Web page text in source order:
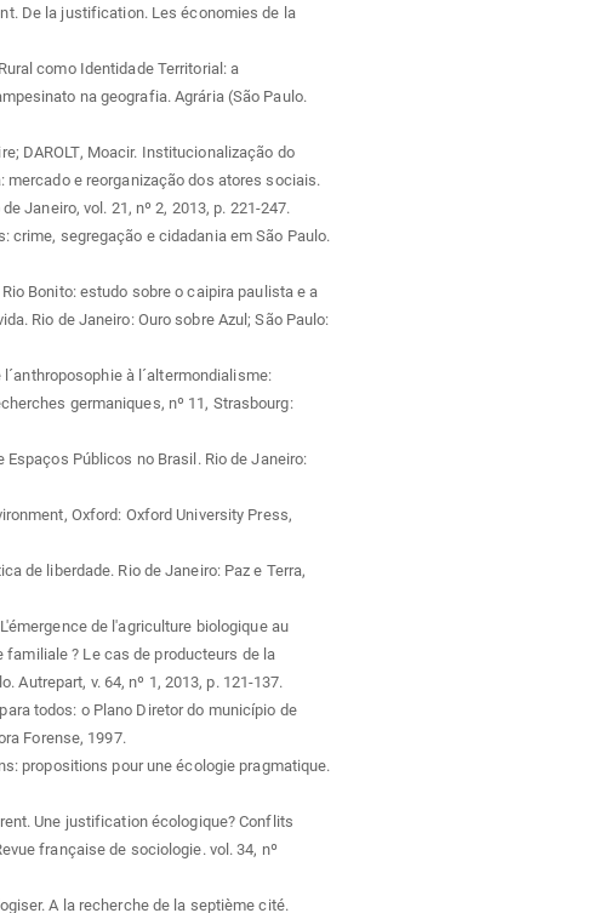
De la justification. Les économies de la
como Identidade Territorial: a
na geografia. Agrária (São Paulo.
DAROLT, Moacir. Institucionalização do
e reorganização dos atores sociais.
Janeiro, vol. 21, nº 2, 2013, p. 221-247.
crime, segregação e cidadania em São Paulo.
Bonito: estudo sobre o caipira paulista e a
Rio de Janeiro: Ouro sobre Azul; São Paulo:
à l´altermondialisme:
germaniques, nº 11, Strasbourg:
Espaços Públicos no Brasil. Rio de Janeiro:
Oxford: Oxford University Press,
de liberdade. Rio de Janeiro: Paz e Terra,
de l'agriculture biologique au
familiale ? Le cas de producteurs de la
Autrepart, v. 64, nº 1, 2013, p. 121-137.
todos: o Plano Diretor do município de
Forense, 1997.
propositions pour une écologie pragmatique.
Une justification écologique? Conflits
française de sociologie. vol. 34, nº
A la recherche de la septième cité.